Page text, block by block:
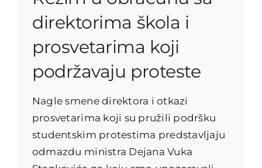
direktorima škola i
prosvetarima koji
podržavaju proteste
Nagle smene direktora i otkazi
prosvetarima koji su pružili podršku
studentskim protestima predstavljaju
odmazdu ministra Dejana Vuka